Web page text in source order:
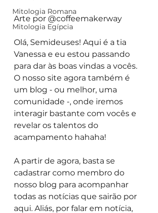
Mitologia Romana
Mitologia Egípcia
Arte por @coffeemakerway
Olá, Semideuses! Aqui é a tia
Vanessa e eu estou passando
para dar às boas vindas a vocês.
O nosso site agora também é
um blog - ou melhor, uma
comunidade -, onde iremos
interagir bastante com vocês e
revelar os talentos do
acampamento hahaha!
A partir de agora, basta se
cadastrar como membro do
nosso blog para acompanhar
todas as notícias que sairão por
aqui. Aliás, por falar em notícia,